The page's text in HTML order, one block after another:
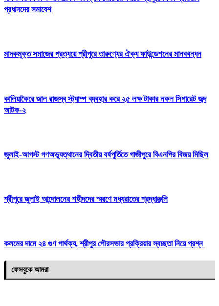
প্রধানদের সমাবেশ
মাদকমুক্ত সমাজের প্রত্যয়ে শ্রীপুরে তারুণ্যের ঐক্য ফাউন্ডেশনের মানববন্ধন
কালিয়াকৈরে জাল রাজস্ব স্ট্যাম্প ব্যবহার করে ২৫ লক্ষ টাকার নকল সিগারেট জব্দ
আটক-২
জুলাই-আগস্ট গণঅভ্যুত্থানের দ্বিতীয় বর্ষপূর্তিতে গাজীপুরে বিএনপির বিজয় মিছিল
শ্রীপুরে জুলাই আন্দোলনের শহীদদের স্মরণে মধ্যরাতের শ্রদ্ধাঞ্জলি
কলমের দামে ২৪ গুণ পার্থক্য, শ্রীপুর পৌরসভার প্রক্রিয়ার স্বচ্ছতা নিয়ে প্রশ্ন
ফেসবুকে আমরা